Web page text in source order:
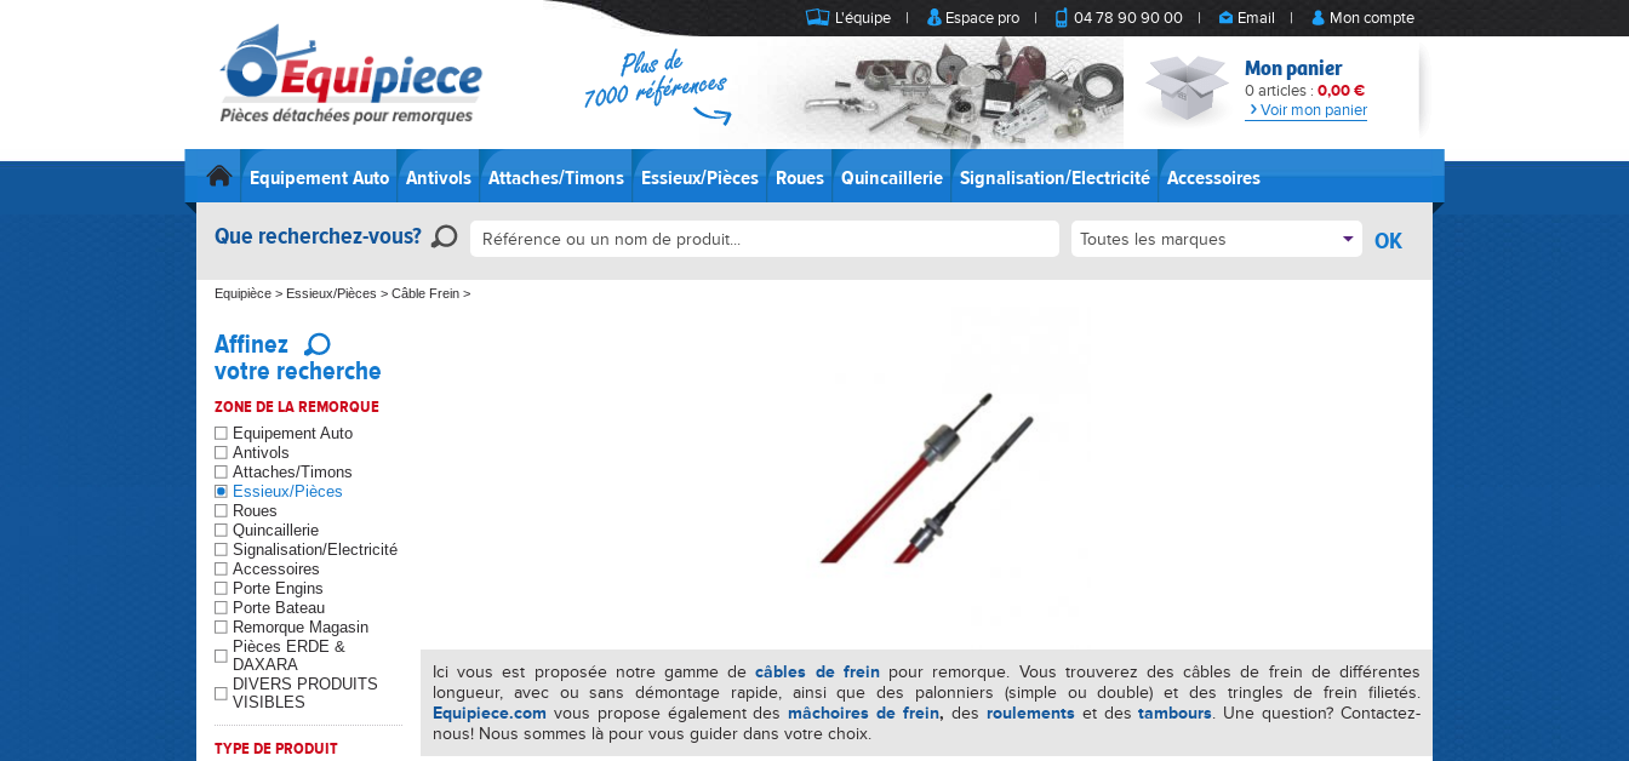
L'équipe | Espace pro | 04 78 90 90 00 | Email | Mon compte
Mon panier
0 articles : 0,00 €
Voir mon panier
Equipement Auto Antivols Attaches/Timons Essieux/Pièces Roues Quincaillerie Signalisation/Electricité Accessoires
Que recherchez-vous? Toutes les marques OK
Equipièce > Essieux/Pièces > Câble Frein >
Affinez
votre recherche
ZONE DE LA REMORQUE
Equipement Auto
Antivols
Attaches/Timons
Essieux/Pièces
Roues
Quincaillerie
Signalisation/Electricité
Accessoires
Porte Engins
Porte Bateau
Remorque Magasin
Pièces ERDE &
DAXARA
DIVERS PRODUITS
VISIBLES
TYPE DE PRODUIT
Ici vous est proposée notre gamme decâbles de freinpour remorque. Vous trouverez des câbles de frein de différentes
longueur, avec ou sans démontage rapide, ainsi que des palonniers (simple ou double) et des tringles de frein filietés.
Equipiece.com vous propose également desmâchoires de frein, des roulements et des tambours. Une question? Contactez-
nous! Nous sommes là pour vous guider dans votre choix.